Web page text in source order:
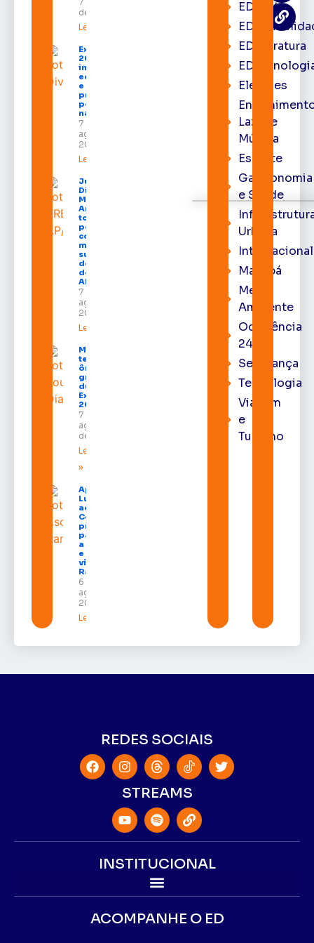
de 2026
Leia mais »
Expofeira
2026
impulsiona
economia
e aumenta
procura
por hotéis
na capital
7 de
agosto de
2026
Leia mais »
Juiz
Diego
Moura de
Araújo
toma
posse
como
membro
substituto
do Pleno
do TRE-
AP
7 de
agosto de
2026
Leia mais »
Macapá
terá
ônibus
gratuitos
durante a
Expofeira
2026
7 de
agosto
de 2026
Leia mais
»
Após veto,
Lula envia
ao
Congresso
projeto
para criar
a UNIFRON
e grava
vídeo para
Randolfe
6 de
agosto de
2026
Leia mais »
EDcast
EDliteratura
Eleições
Lazer e
Música
Esporte
Gastronomia
e Saúde
Urbana
Internacional
Macapá
Meio
Ambiente
Ocorrência
24h
Segurança
Tecnologia
Viagem
e
Turismo
REDES SOCIAIS
STREAMS
INSTITUCIONAL
ACOMPANHE O ED